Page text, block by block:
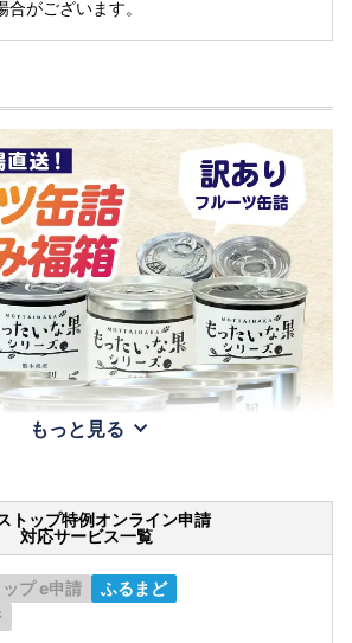
がございます。
もっと見る
トップ特例オンライン申請
対応サービス一覧
プ e申請
ふるまど